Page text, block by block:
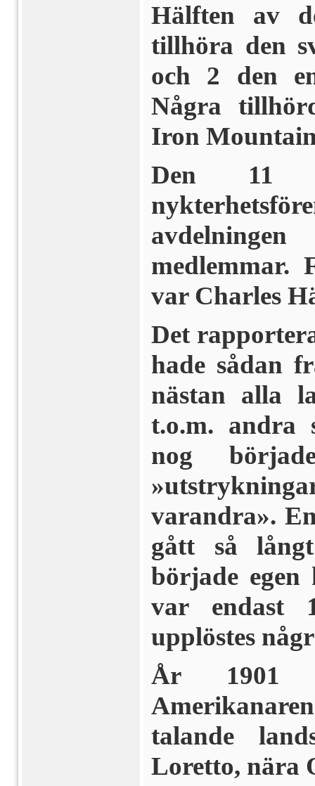
Hälften av
tillhöra den
och 2 den
Några
Iron
Den 11
medlemmar.
var Charles
Det
hade sådan
nästan alla
t.o.m. andra
nog
varandra».
gått så
började
var endast
upplöstes
År 1901
talande
Loretto, nära